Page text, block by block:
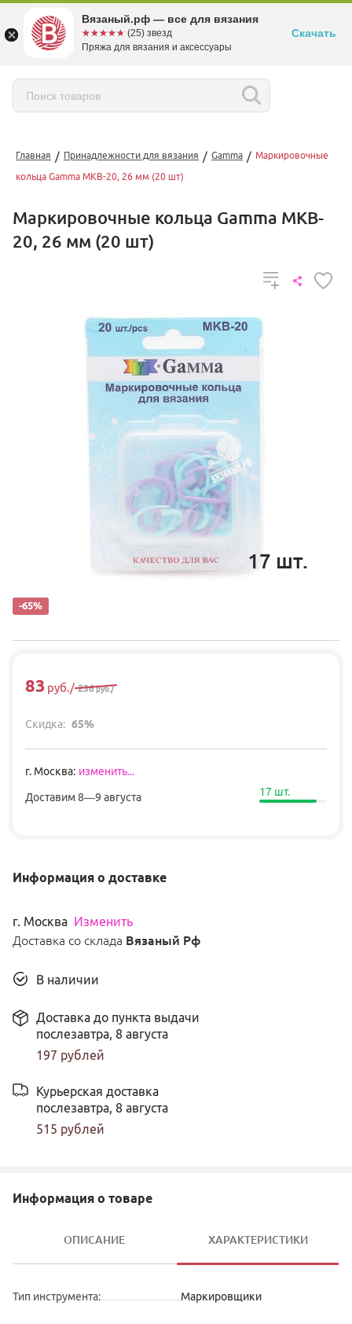
Главная / Принадлежности для вязания / Gamma / Маркировочные
кольца Gamma MKB-20, 26 мм (20 шт)
Маркировочные кольца Gamma MKB-
20, 26 мм (20 шт)
17 шт.
-65%
83 руб./ 236руб./
Скидка: 65%
г. Москва: изменить...
Доставим8—9 августа 17 шт.
Информация о доставке
г. Москва Изменить
Доставка со склада Вязаный Рф
В наличии
Доставка до пункта выдачи
послезавтра, 8 августа
197 рублей
Курьерская доставка
послезавтра, 8 августа
515 рублей
Информация о товаре
ОПИСАНИЕ ХАРАКТЕРИСТИКИ
Тип инструмента: Маркировщики
Вязаный.рф — все для вязания
☆☆☆☆☆
★★★★★ (25) звезд
Пряжа для вязания и аксессуары
Скачать